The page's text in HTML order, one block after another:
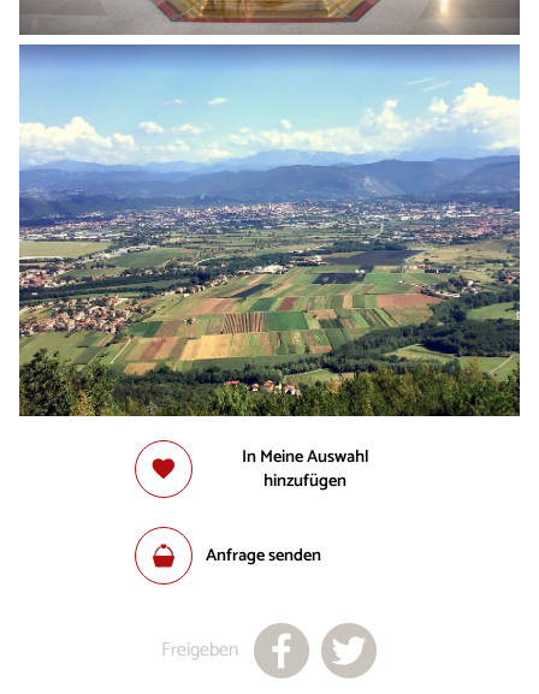
In Meine Auswahl
hinzufügen
Anfrage senden
Freigeben